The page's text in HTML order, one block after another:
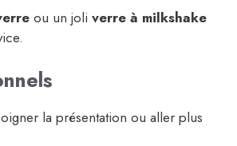
ou un joli verre à milkshake
la présentation ou aller plus